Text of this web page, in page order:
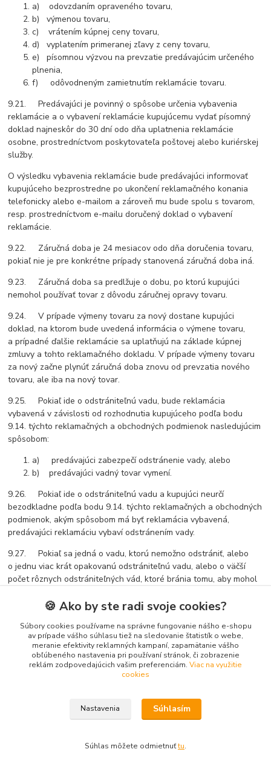
a) odovzdaním opraveného tovaru,
b) výmenou tovaru,
c) vrátením kúpnej ceny tovaru,
d) vyplatením primeranej zľavy z ceny tovaru,
e) písomnou výzvou na prevzatie predávajúcim určeného
plnenia,
f) odôvodneným zamietnutím reklamácie tovaru.
9.21. Predávajúci je povinný o spôsobe určenia vybavenia
reklamácie a o vybavení reklamácie kupujúcemu vydať písomný
doklad najneskôr do 30 dní odo dňa uplatnenia reklamácie
osobne, prostredníctvom poskytovateľa poštovej alebo kuriérskej
služby.
O výsledku vybavenia reklamácie bude predávajúci informovať
kupujúceho bezprostredne po ukončení reklamačného konania
telefonicky alebo e-mailom a zároveň mu bude spolu s tovarom,
resp. prostredníctvom e-mailu doručený doklad o vybavení
reklamácie.
9.22. Záručná doba je 24 mesiacov odo dňa doručenia tovaru,
pokiaľ nie je pre konkrétne prípady stanovená záručná doba iná.
9.23. Záručná doba sa predlžuje o dobu, po ktorú kupujúci
nemohol používať tovar z dôvodu záručnej opravy tovaru.
9.24. V prípade výmeny tovaru za nový dostane kupujúci
doklad, na ktorom bude uvedená informácia o výmene tovaru,
a prípadné ďalšie reklamácie sa uplatňujú na základe kúpnej
zmluvy a tohto reklamačného dokladu. V prípade výmeny tovaru
za nový začne plynúť záručná doba znovu od prevzatia nového
tovaru, ale iba na nový tovar.
9.25. Pokiaľ ide o odstrániteľnú vadu, bude reklamácia
vybavená v závislosti od rozhodnutia kupujúceho podľa bodu
9.14. týchto reklamačných a obchodných podmienok nasledujúcim
spôsobom:
a) predávajúci zabezpečí odstránenie vady, alebo
b) predávajúci vadný tovar vymení.
9.26. Pokiaľ ide o odstrániteľnú vadu a kupujúci neurčí
bezodkladne podľa bodu 9.14. týchto reklamačných a obchodných
podmienok, akým spôsobom má byť reklamácia vybavená,
predávajúci reklamáciu vybaví odstránením vady.
9.27. Pokiaľ sa jedná o vadu, ktorú nemožno odstrániť, alebo
o jednu viac krát opakovanú odstrániteľnú vadu, alebo o väčší
počet rôznych odstrániteľných vád, ktoré bránia tomu, aby mohol
v závislosti od rozhodnutia kupujúceho podľa bodu 9.14. týchto
spôsobom:
a) výmenou tovaru za iný funkčný tovar rovnakých alebo
lepších technických parametrov, alebo
b) v prípade, že nemôže predávajúci vykonať výmenu
9.28. Vybavenie reklamácie sa vzťahuje len na vady uvedené v
reklamácie tovaru podľa bodu 9.13. týchto reklamačných
🍪 Ako by ste radi svoje cookies?
Súbory cookies používame na správne fungovanie nášho e-shopu
av prípade vášho súhlasu tiež na sledovanie štatistík o webe,
meranie efektivity reklamných kampaní, zapamätanie vášho
obľúbeného nastavenia pri používaní stránok, či zobrazenie
reklám zodpovedajúcich vašim preferenciám. Viac na využitie
cookies
Nastavenia Súhlasím
Súhlas môžete odmietnuťtu.